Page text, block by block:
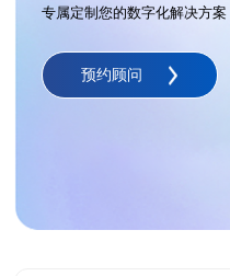
专属定制您的数字化解决方案
预约顾问